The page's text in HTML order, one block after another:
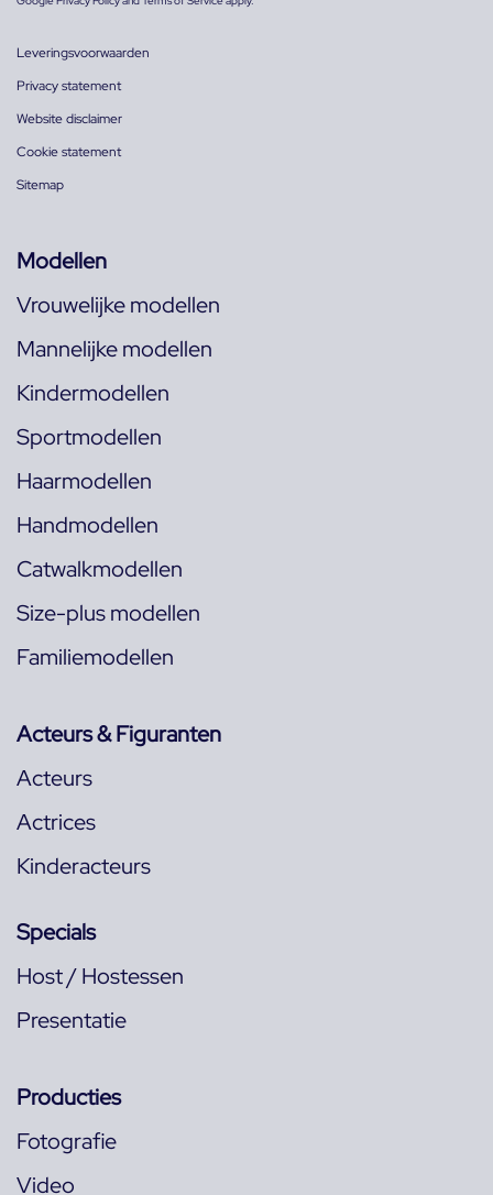
Leveringsvoorwaarden
Privacy statement
Website disclaimer
Cookie statement
Sitemap
Modellen
Vrouwelijke modellen
Mannelijke modellen
Kindermodellen
Sportmodellen
Haarmodellen
Handmodellen
Catwalkmodellen
Size-plus modellen
Familiemodellen
Acteurs & Figuranten
Acteurs
Actrices
Kinderacteurs
Specials
Host / Hostessen
Presentatie
Producties
Fotografie
Video